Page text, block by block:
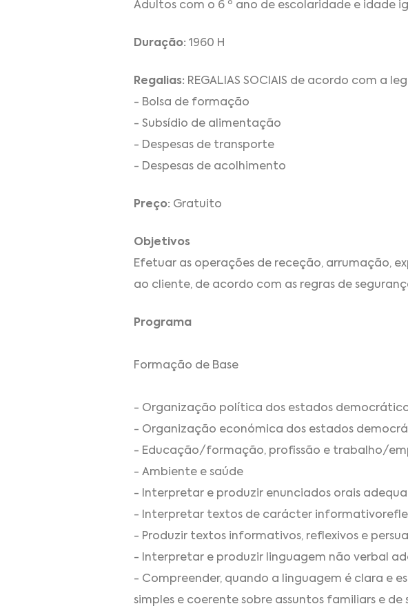
Adultos com o 6 º ano de escolaridade e idade
Duração: 1960 H
Regalias: REGALIAS SOCIAIS de acordo com a
- Bolsa de formação
- Subsídio de alimentação
- Despesas de transporte
- Despesas de acolhimento
Preço: Gratuito
Objetivos
Efetuar as operações de receção, arrumação,
ao cliente, de acordo com as regras de
Programa
Formação de Base
- Organização política dos estados
- Organização económica dos estados
- Educação/formação, profissão e trabalho/
- Ambiente e saúde
- Interpretar e produzir enunciados orais
- Interpretar textos de carácter
- Produzir textos informativos, reflexivos e
- Interpretar e produzir linguagem não verbal
- Compreender, quando a linguagem é clara e
simples e coerente sobre assuntos familiars e de